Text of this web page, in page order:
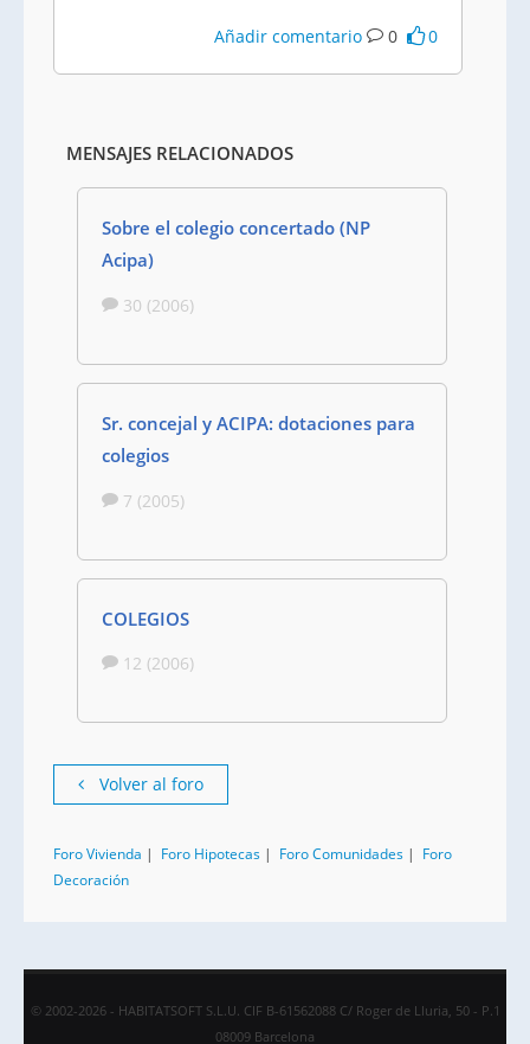
Añadir comentario 0 0
MENSAJES RELACIONADOS
Sobre el colegio concertado (NP
Acipa)
30 (2006)
Sr. concejal y ACIPA: dotaciones para
colegios
7 (2005)
COLEGIOS
12 (2006)
Volver al foro
Foro Vivienda | Foro Hipotecas | Foro Comunidades | Foro
Decoración
© 2002-2026 - HABITATSOFT S.L.U. CIF B-61562088 C/ Roger de Lluria, 50 - P.1
08009 Barcelona